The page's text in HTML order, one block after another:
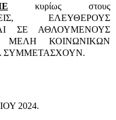
κυρίως στους
ΕΛΕΥΘΕΡΟΥΣ
ΣΕ ΑΘΛΟΥΜΕΝΟΥΣ
ΚΟΙΝΩΝΙΚΩΝ
2024.